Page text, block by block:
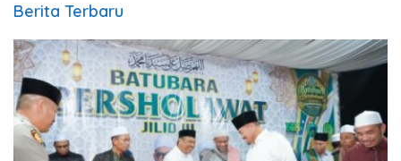
Berita Terbaru